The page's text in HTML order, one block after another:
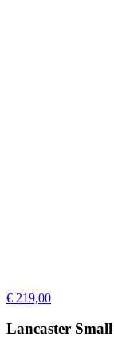
€ 219,00
Lancaster